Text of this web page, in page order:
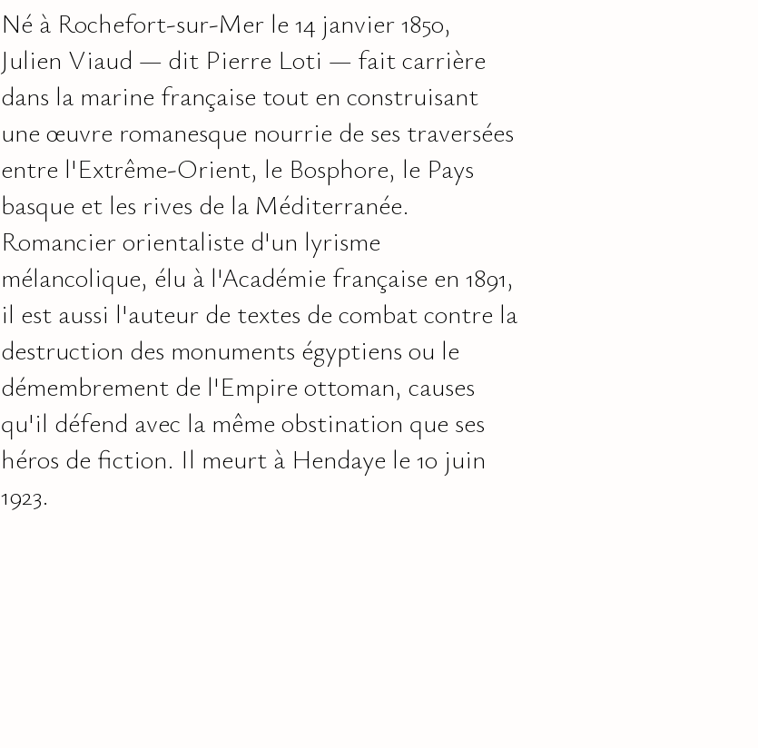
Né à Rochefort-sur-Mer le 14 janvier 1850,
Julien Viaud — dit Pierre Loti — fait carrière
dans la marine française tout en construisant
une œuvre romanesque nourrie de ses traversées
entre l'Extrême-Orient, le Bosphore, le Pays
basque et les rives de la Méditerranée.
Romancier orientaliste d'un lyrisme
mélancolique, élu à l'Académie française en 1891,
il est aussi l'auteur de textes de combat contre la
destruction des monuments égyptiens ou le
démembrement de l'Empire ottoman, causes
qu'il défend avec la même obstination que ses
héros de fiction. Il meurt à Hendaye le 10 juin
1923.